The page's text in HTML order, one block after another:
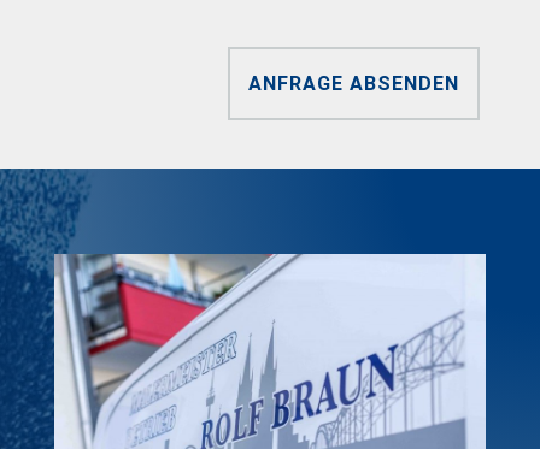
ANFRAGE ABSENDEN